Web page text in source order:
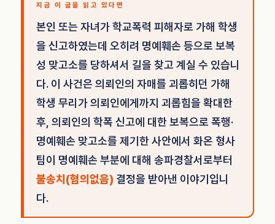
지금 이 글을 읽고 있다면
본인 또는 자녀가 학교폭력 피해자로 가해 학생
을 신고하였는데 오히려 명예훼손 등으로 보복
성 맞고소를 당하셔서 길을 찾고 계실 수 있습니
다. 이 사건은 의뢰인의 자매를 괴롭히던 가해
학생 무리가 의뢰인에게까지 괴롭힘을 확대한
후, 의뢰인의 학폭 신고에 대한 보복으로 폭행·
명예훼손 맞고소를 제기한 사안에서 화온 형사
팀이 명예훼손 부분에 대해 송파경찰서로부터
불송치(혐의없음) 결정을 받아낸 이야기입니
다.